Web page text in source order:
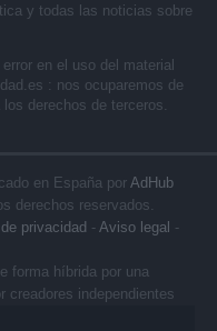
y todas las noticias sobre
en el uso del material
: nos ocuparemos de
derechos de terceros.
en España por AdHub
derechos reservados.
privacidad - Aviso legal -
forma híbrida por una
creadores independientes